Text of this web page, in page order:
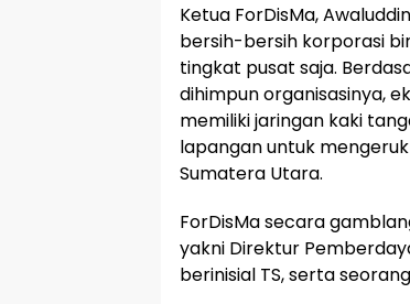
Ketua ForDisMa,
bersih-bersih korporasi
tingkat pusat saja.
dihimpun organisasinya,
memiliki jaringan kaki
lapangan untuk
Sumatera Utara.
ForDisMa secara
yakni Direktur
berinisial TS, serta